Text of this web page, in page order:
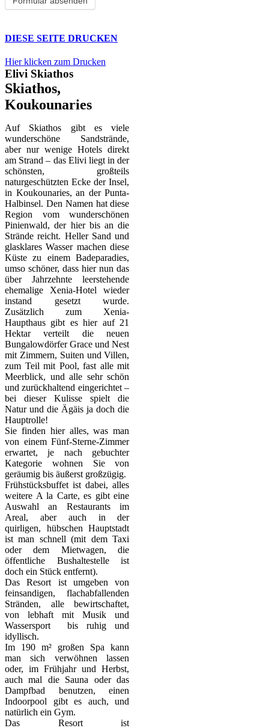
DIESE SEITE DRUCKEN
Hier klicken zum Drucken
Elivi Skiathos
Skiathos,
Koukounaries
Auf Skiathos gibt es viele
wunderschöne Sandstrände,
aber nur wenige Hotels direkt
am Strand – das Elivi liegt in der
schönsten, großteils
naturgeschützten Ecke der Insel,
in Koukounaries, an der Punta-
Halbinsel. Den Namen hat diese
Region vom wunderschönen
Pinienwald, der hier bis an die
Strände reicht. Heller Sand und
glasklares Wasser machen diese
Küste zu einem Badeparadies,
umso schöner, dass hier nun das
über Jahrzehnte leerstehende
ehemalige Xenia-Hotel wieder
instand gesetzt wurde.
Zusätzlich zum Xenia-
Haupthaus gibt es hier auf 21
Hektar verteilt die neuen
Bungalowdörfer Grace und Nest
mit Zimmern, Suiten und Villen,
zum Teil mit Pool, fast alle mit
Meerblick, und alle sehr schön
und zurückhaltend eingerichtet –
bei dieser Kulisse spielt die
Natur und die Ägäis ja doch die
Hauptrolle!
Sie finden hier alles, was man
von einem Fünf-Sterne-Zimmer
erwartet, je nach gebuchter
Kategorie wohnen Sie von
geräumig bis äußerst großzügig.
Frühstücksbuffet ist dabei, alles
weitere A la Carte, es gibt eine
Auswahl an Restaurants im
Areal, aber auch in der
quirligen, hübschen Hauptstadt
ist man schnell (mit dem Taxi
oder dem Mietwagen, die
öffentliche Bushaltestelle ist
doch ein Stück entfernt).
Das Resort ist umgeben von
feinsandigen, flachabfallenden
Stränden, alle bewirtschaftet,
von lebhaft mit Musik und
Wassersport bis ruhig und
idyllisch.
Im 190 m² großen Spa kann
man sich verwöhnen lassen
oder, im Frühjahr und Herbst,
auch mal die Sauna oder das
Dampfbad benutzen, einen
Indoorpool gibt es auch, und
natürlich ein Gym.
Das Resort ist